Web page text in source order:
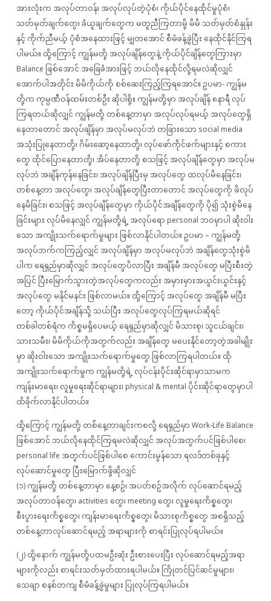
အားလုံးက အလုပ်တာဝန်၊ အလုပ်လုပ်တဲ့ပုံစံ၊ ကိုယ်ပိုင်နေထိုင်မှုပုံစံ၊
သတ်မှတ်ချက်တွေ၊ ခံယူချက်တွေက မတူညီကြတာမို့ မိမိ သတ်မှတ်စံနှုန်း
နှင့် ကိုက်ညီမယ့် ပုံစံအနေထားဖြင့် မျှတအောင် စီမံခန့်ခွဲပြီး နေထိုင်နိုင်ကြရ
ပါမယ်။ ထို့ကြောင့် ကျွန်မတို့ အလုပ်ချိန်တွေနဲ့ ကိုယ်ပိုင်ချိန်တွေကြားမှာ
Balance ဖြစ်အောင် အခြေခံအားဖြင့် ဘယ်လိုနေထိုင်လို့ရမလဲဆိုလျှင်
အောက်ပါအတိုင်း မိမိကိုယ်ကို စစ်ဆေးကြည့်ကြရအောင်။ ဥပမာ- ကျွန်မ
တို့က ကုမ္ပဏီဝန်ထမ်းတစ်ဦး ဆိုပါစို့။ ကျွန်မတို့မှာ အလုပ်ချိန် ၈နာရီ လုပ်
ကြရတယ်ဆိုလျှင် ကျွန်မတို့ တစ်နေ့တာမှာ အလုပ်လုပ်ရမယ့် အလုပ်တွေရှိ
နေတာတောင် အလုပ်ချိန်မှာ အလုပ်မလုပ်ဘဲ တခြားသော social media
အသုံးပြုနေတာတို့၊ ဂိမ်းဆော့နေတာတို့၊ လုပ်ဖော်ကိုင်ဖက်များနှင့် စကား
တွေ ထိုင်ပြောနေတာတို့၊ အိပ်နေတာတို့ စသဖြင့် အလုပ်ချိန်တွေမှာ အလုပ်မ
လုပ်ဘဲ အချိန်ကုန်နေခြင်း၊ အလုပ်ချိန်ပြီးမှ အလုပ်တွေ ထလုပ်မိနေခြင်း၊
တစ်နေ့တာ အလုပ်တွေ၊ အလုပ်ချိန်တွေပြီးတာတောင် အလုပ်တွေကို ဖိလုပ်
နေမိခြင်း၊ စသဖြင့် အလုပ်ချိန်တွေမှာ ကိုယ်ပိုင်အချိန်တွေကို ပို၍ သုံးစွဲမိနေ
ခြင်းများ လုပ်မိနေလျှင် ကျွန်မတို့ရဲ့ အလုပ်ရော personal ဘဝမှာပါ ဆိုးဝါး
သော အကျိုးသက်ရောက်မှုများ ဖြစ်လာနိုင်ပါတယ်။ ဥပမာ – ကျွန်မတို့
အလုပ်ဘက်ကကြည့်လျှင် အလုပ်ချိန်မှာ အလုပ်မလုပ်ဘဲ အချိန်တွေသုံးစွဲမိ
ပါက ရေရှည်မှာဆိုလျှင် အလုပ်တွေပိလာပြီး အချိန်မီ အလုပ်တွေ မပြီးစီးတဲ့
အပြင် ပြီးမြောက်သွားတဲ့အလုပ်တွေကလည်း အမှားမှားအယွင်းယွင်းနှင့်
အလုပ်တွေ မနိုင်မနင်း ဖြစ်လာမယ်။ ထို့ကြောင့် အလုပ်တွေ အချိန်မီ မပြီး
တော့ ကိုယ်ပိုင်အချိန်သို့ သယ်ပြီး အလုပ်တွေလုပ်ကြရမယ်ဆိုရင်
တစ်ခါတစ်ရံက ကိစ္စမရှိပေမယ့် ရေရှည်မှာဆိုလျှင် မိသားစု၊ သူငယ်ချင်း၊
သားသမီး၊ မိမိကိုယ်ကိုအတွက်လည်း အချိန်တွေ မပေးနိုင်တော့တဲ့အခါမျိုး
မှာ ဆိုးဝါးသော အကျိုးသက်ရောက်မှုတွေ ဖြစ်လာကြရပါတယ်။ ထို
အကျိုးသက်ရောက်မှုက ကျွန်မတို့ရဲ့ လုပ်ငန်းပိုင်းဆိုင်ရာမှာသာမက
ကျန်းမာရေး၊ လူမှုရေးဆိုင်ရာများ၊ physical & mental ပိုင်းဆိုင်ရာတွေမှာပါ
ထိခိုက်လာနိုင်ပါတယ်။
ထို့ကြောင့် ကျွန်မတို့ တစ်််နေ့တာချင်းကစလို့ ရေရှည်မှာ Work-Life Balance
ဖြစ်အောင် ဘယ်လိုနေထိုင်ကြရမလဲဆိုလျှင် အလုပ်အတွက်ပင်ဖြစ်ပါစေ၊
personal life အတွက်ပင်ဖြစ်ပါစေ ကောင်းမွန်သော ရလဒ်တစ်ခုနှင့်
လုပ်ဆောင်မှုတွေ ပြီးမြောက်ဖို့ဆိုလျှင်
(၁) ကျွန်မတို့ တစ်နေ့တာမှာ နေ့စဥ်၊ အပတ်စဥ်အလိုက် လုပ်ဆောင်ရမည့်
အလုပ်တာဝန်တွေ၊ activities တွေ၊ meeting တွေ၊ လူမှုရေးကိစ္စတွေ၊
စီးပွားရေးကိစ္စတွေ၊ ကျန်းမာရေးကိစ္စတွေ၊ မိသားစုကိစ္စတွေ အစရှိသည့်
တစ်နေ့တာလုပ်ဆောင်ရမည့် အရာများကို စာရင်းပြုလုပ်ရပါမယ်။
(၂) ထို့နောက် ကျွန်မတို့ပထမဦးဆုံး ဦးစားပေးပြီး လုပ်ဆောင်ရမည့်အရာ
များကိုလည်း စာရင်းသတ်မှတ်ထားရပါမယ်။ ကြိုတင်ပြင်ဆင်မှုများ၊
သေချာ စနစ်တကျ စီမံခန့်ခွဲမှုများ ပြုလုပ်ကြရပါမယ်။